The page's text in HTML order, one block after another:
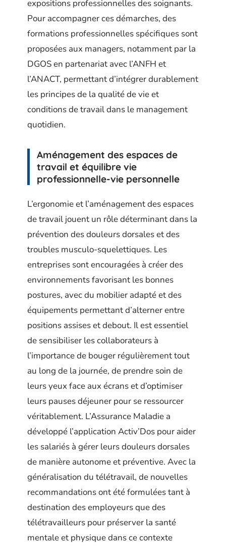
expositions professionnelles des soignants.
Pour accompagner ces démarches, des
formations professionnelles spécifiques sont
proposées aux managers, notamment par la
DGOS en partenariat avec l’ANFH et
l’ANACT, permettant d’intégrer durablement
les principes de la qualité de vie et
conditions de travail dans le management
quotidien.
Aménagement des espaces de
travail et équilibre vie
professionnelle-vie personnelle
L’ergonomie et l’aménagement des espaces
de travail jouent un rôle déterminant dans la
prévention des douleurs dorsales et des
troubles musculo-squelettiques. Les
entreprises sont encouragées à créer des
environnements favorisant les bonnes
postures, avec du mobilier adapté et des
équipements permettant d’alterner entre
positions assises et debout. Il est essentiel
de sensibiliser les collaborateurs à
l’importance de bouger régulièrement tout
au long de la journée, de prendre soin de
leurs yeux face aux écrans et d’optimiser
leurs pauses déjeuner pour se ressourcer
véritablement. L’Assurance Maladie a
développé l’application Activ’Dos pour aider
les salariés à gérer leurs douleurs dorsales
de manière autonome et préventive. Avec la
généralisation du télétravail, de nouvelles
recommandations ont été formulées tant à
destination des employeurs que des
télétravailleurs pour préserver la santé
mentale et physique dans ce contexte